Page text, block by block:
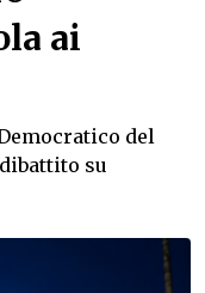
ai
del
su